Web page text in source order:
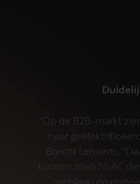
“Op de B2B-markt
naar
Brecht Lenaerts.
klanten zoals NSAC
overslaan en